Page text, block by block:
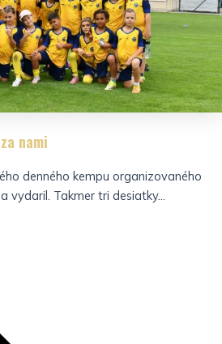
nami
denného kempu organizovaného
vydaril. Takmer tri desiatky...